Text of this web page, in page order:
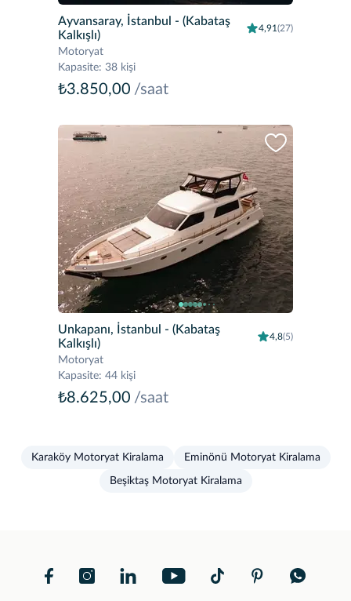
Ayvansaray, İstanbul
- (Kabataş
Kalkışlı)
4,91(27)
Motoryat
Kapasite: 38 kişi
₺3.850,00 /saat
Unkapanı, İstanbul
- (Kabataş
Kalkışlı)
4,8(5)
Motoryat
Kapasite: 44 kişi
₺8.625,00 /saat
Karaköy Motoryat Kiralama Eminönü Motoryat Kiralama
Beşiktaş Motoryat Kiralama